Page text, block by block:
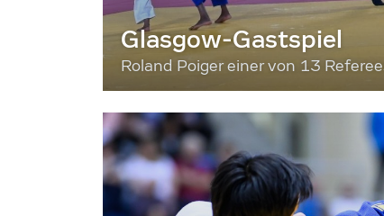
Glasgow-Gastspiel
Roland Poiger einer von 13